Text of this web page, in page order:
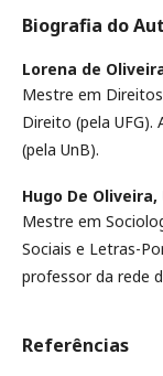
Biografia do
Lorena de
Mestre em
Direito (pela
(pela UnB).
Hugo De Oliveira,
Mestre em
Sociais e Letras-
professor da rede
Referências